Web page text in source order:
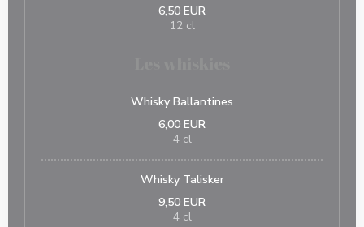
6,50 EUR
12 cl
Whisky Ballantines
6,00 EUR
4 cl
Whisky Talisker
9,50 EUR
4 cl